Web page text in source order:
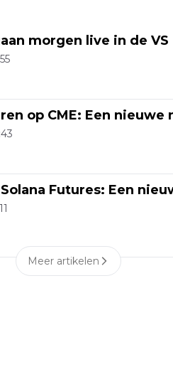
morgen live in de VS
op CME: Een
Futures: Een
Meer artikelen